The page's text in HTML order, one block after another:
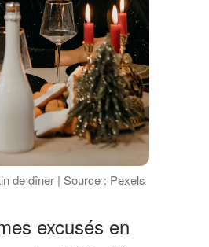
de dîner | Source : Pexels
excusés en